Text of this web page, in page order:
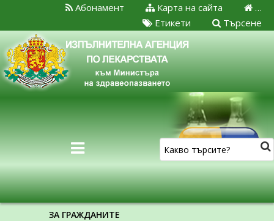
…
Карта на сайта
Абонамент
Търсене
Етикети
ЗА ГРАЖДАНИТЕ